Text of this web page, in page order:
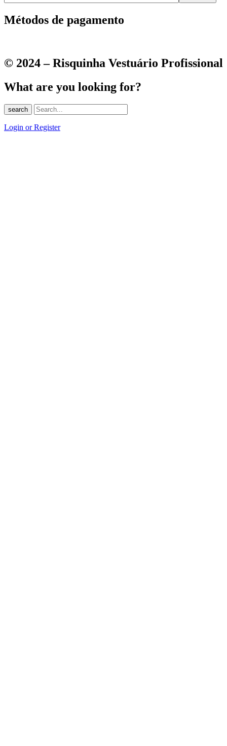
Métodos de pagamento
© 2024 – Risquinha Vestuário Profissional
What are you looking for?
search
Login or Register